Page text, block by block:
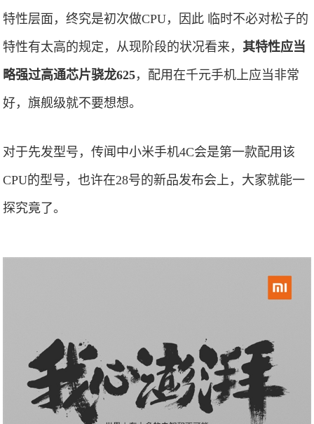
特性层面，终究是初次做CPU，因此 临时不必对松子的
特性有太高的规定，从现阶段的状况看来， 其特性应当
略强过高通芯片骁龙625，配用在千元手机上应当非常
好，旗舰级就不要想想。
对于先发型号，传闻中小米手机4C会是第一款配用该
CPU的型号，也许在28号的新品发布会上，大家就能一
探究竟了。